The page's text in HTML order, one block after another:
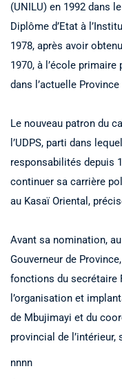
(UNILU) en 1992 dans
Diplôme d’Etat à
1978, après avoir
1970, à l’école
dans l’actuelle
Le nouveau patron du
l’UDPS, parti dans
responsabilités depuis
continuer sa carrière
au Kasaï Oriental,
Avant sa nomination,
Gouverneur de
fonctions du secrétaire
l’organisation et
de Mbujimayi et du
provincial de
nnnn